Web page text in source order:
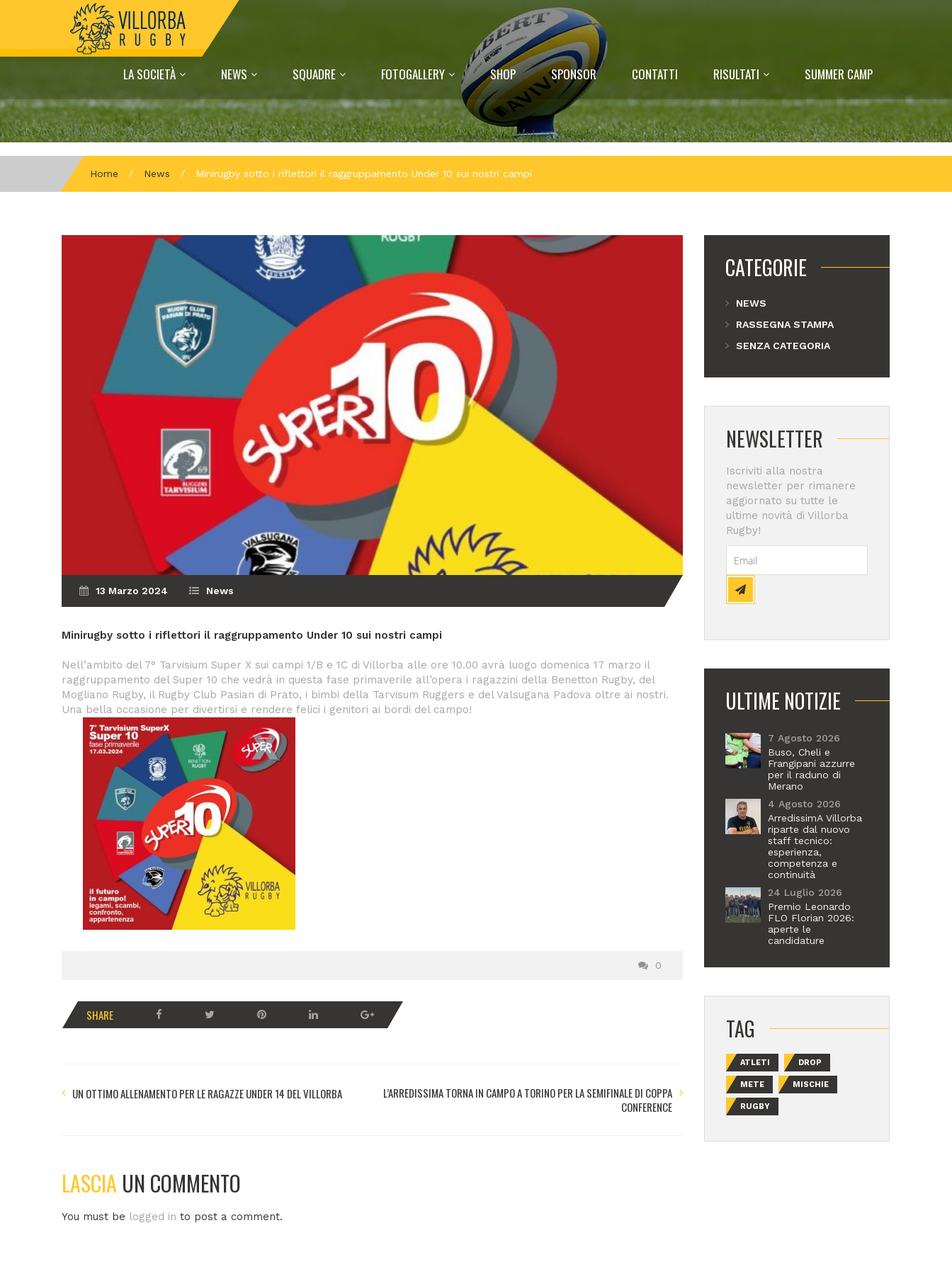
LA SOCIETÀ NEWS SQUADRE FOTOGALLERY SHOP SPONSOR CONTATTI RISULTATI SUMMER CAMP
Home / News / Minirugby sotto i riflettori il raggruppamento Under 10 sui nostri campi
13 Marzo 2024 News
Minirugby sotto i riflettori il raggruppamento Under 10 sui nostri campi
Nell’ambito del 7° Tarvisium Super X sui campi 1/B e 1C di Villorba alle ore 10.00 avrà luogo domenica 17 marzo il
raggruppamento del Super 10 che vedrà in questa fase primaverile all’opera i ragazzini della Benetton Rugby, del
Mogliano Rugby, il Rugby Club Pasian di Prato, i bimbi della Tarvisum Ruggers e del Valsugana Padova oltre ai nostri.
Una bella occasione per divertirsi e rendere felici i genitori ai bordi del campo!
0
SHARE
UN OTTIMO ALLENAMENTO PER LE RAGAZZE UNDER 14 DEL VILLORBA
L’ARREDISSIMA TORNA IN CAMPO A TORINO PER LA SEMIFINALE DI COPPA
CONFERENCE
LASCIA UN COMMENTO
You must be logged in to post a comment.
CATEGORIE
NEWS
RASSEGNA STAMPA
SENZA CATEGORIA
NEWSLETTER
Iscriviti alla nostra
newsletter per rimanere
aggiornato su tutte le
ultime novità di Villorba
Rugby!
ULTIME NOTIZIE
7 Agosto 2026
Buso, Cheli e
Frangipani azzurre
per il raduno di
Merano
4 Agosto 2026
ArredissimA Villorba
riparte dal nuovo
staff tecnico:
esperienza,
competenza e
continuità
24 Luglio 2026
Premio Leonardo
FLO Florian 2026:
aperte le
candidature
TAG
ATLETI DROP
METE MISCHIE
RUGBY